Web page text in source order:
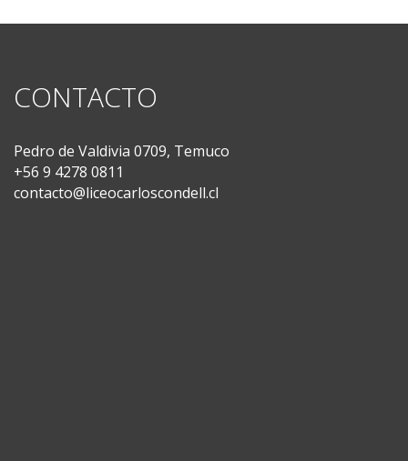
CONTACTO
Pedro de Valdivia 0709, Temuco
+56 9 4278 0811
contacto@liceocarloscondell.cl